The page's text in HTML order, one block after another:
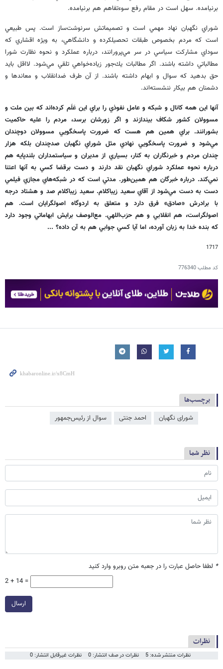
برنيامده. سهل است در مقام رفع سوءتفاهم هم برنيامده.
شوراي نگهبان نهاد مهمي است و تصميماتش سرنوشت‌ساز است. پس طبيعي
است كه مردم بخصوص طبقات تحصيلكرده و دانشگاهي، به ويژه اقشاري كه
سوداي مشاركت سياسي در سر مي‌پرورانند، درباره عملكرد و نحوه نظارت شورا
مطالباتي داشته باشند. اگر مطالبات يك‌جور زياده‌خواهي تلقي مي‌شود. لااقل بايد
حق بدهيد كه سوال و ابهام داشته باشند. از آن طرف ضدانقلاب و معاندها و
دشمنان هم بيكار ننشسته‌اند.
آنها اين همه كانال و شبكه و عامل نفوذي را براي اين عَلَم كرده‌اند كه بين ملت و
مسوولان كشور شكاف بيندازند و اگر زورشان برسد، مردم را عليه حاكميت
بشورانند. براي همين هم هست كه ضرورت پاسخگويي مسوولان دوچندان
مي‌شود و ضرورت پاسخگويي‌ نهادي مثل شوراي نگهبان صدچندان بلكه هزار
چندان مردم و خبرنگاران به كنار، بسياري از مديران و سياستمداران بلندپايه هم
درباره نحوه عملكرد شوراي نگهبان نقد دارند و دست برقضا كسي به آنها اعتنا
نمي‌كند. درباره خبرگان هم همين‌طور. مدتي است كه در شبكه‌هاي مجازي فيلمي
دست به دست مي‌شود از آقاي سعيد زيباكلام. سعيد زيباكلام صد و هشتاد درجه
با برادرش «صادق» فرق دارد و متعلق به اردوگاه اصولگرايان است. هم
اصولگراست، هم انقلابي و هم حزب‌اللهي. مع‌الوصف برايش ابهاماتي وجود دارد
كه بنده خدا به زبان آورده، اما آيا كسي جوابي هم به آن داده؟ ...
1717
کد مطلب776340
برچسب‌ها
شورای نگهبان احمد جنتی سوال از رئیس‌جمهور
نظر شما
* لطفا حاصل عبارت را در جعبه متن روبرو وارد کنید
2 + 14 =
ارسال
نظرات
نظرات منتشر شده: 5 نظرات در صف انتشار: 0 نظرات غیرقابل انتشار: 0